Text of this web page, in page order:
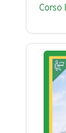
Corso